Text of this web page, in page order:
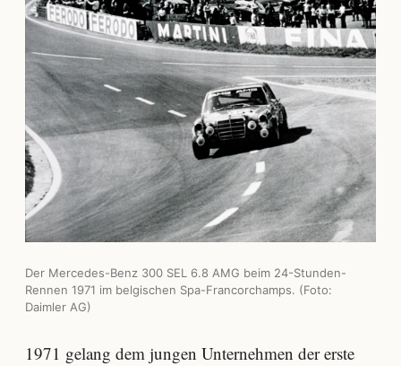
Der Mercedes-Benz 300 SEL 6.8 AMG beim 24-Stunden-
Rennen 1971 im belgischen Spa-Francorchamps. (Foto:
Daimler AG)
1971 gelang dem jungen Unternehmen der erste